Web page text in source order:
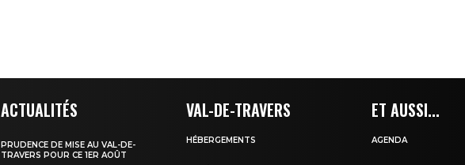
ACTUALITÉS
PRUDENCE DE MISE AU VAL-DE-
TRAVERS POUR CE 1ER AOÛT
VAL-DE-TRAVERS
HÉBERGEMENTS
ET AUSSI...
AGENDA